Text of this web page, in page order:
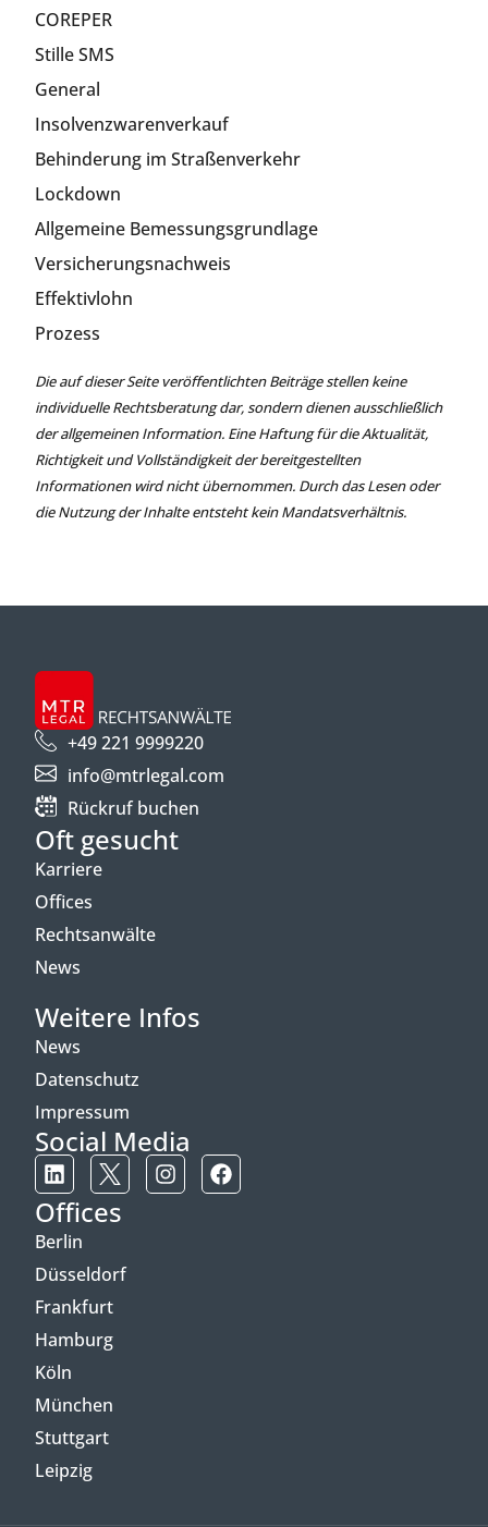
COREPER
Stille SMS
General
Insolvenzwarenverkauf
Behinderung im Straßenverkehr
Lockdown
Allgemeine Bemessungsgrundlage
Versicherungsnachweis
Effektivlohn
Prozess
Die auf dieser Seite veröffentlichten Beiträge stellen keine
individuelle Rechtsberatung dar, sondern dienen ausschließlich
der allgemeinen Information. Eine Haftung für die Aktualität,
Richtigkeit und Vollständigkeit der bereitgestellten
Informationen wird nicht übernommen. Durch das Lesen oder
die Nutzung der Inhalte entsteht kein Mandatsverhältnis.
+49 221 9999220
info@mtrlegal.com
Rückruf buchen
Oft gesucht
Karriere
Offices
Rechtsanwälte
News
Weitere Infos
News
Datenschutz
Impressum
Social Media
Offices
Berlin
Düsseldorf
Frankfurt
Hamburg
Köln
München
Stuttgart
Leipzig